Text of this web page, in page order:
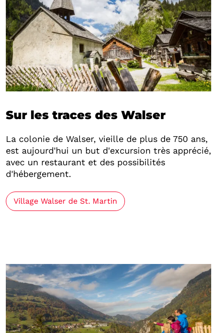
Sur les traces des Walser
La colonie de Walser, vieille de plus de 750 ans,
est aujourd'hui un but d'excursion très apprécié,
avec un restaurant et des possibilités
d'hébergement.
Village Walser de St. Martin